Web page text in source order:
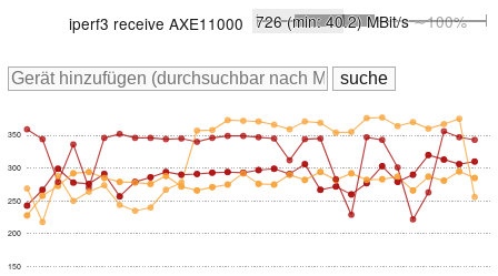
iperf3 receive AXE11000 726(min: 40.2)MBit/s∼100%
150
200
250
300
350